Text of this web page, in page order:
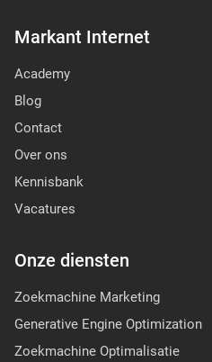
Markant Internet
Academy
Blog
Contact
Over ons
Kennisbank
Vacatures
Onze diensten
Zoekmachine Marketing
Generative Engine Optimization
Zoekmachine Optimalisatie